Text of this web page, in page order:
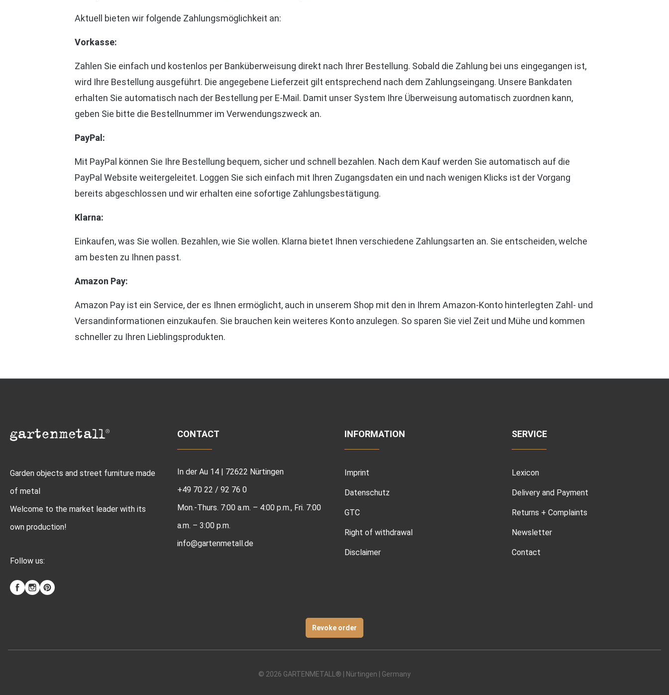
Aktuell bieten wir folgende Zahlungsmöglichkeit an:
Vorkasse:
Zahlen Sie einfach und kostenlos per Banküberweisung direkt nach Ihrer Bestellung. Sobald die Zahlung bei uns eingegangen ist,
wird Ihre Bestellung ausgeführt. Die angegebene Lieferzeit gilt entsprechend nach dem Zahlungseingang. Unsere Bankdaten
erhalten Sie automatisch nach der Bestellung per E-Mail. Damit unser System Ihre Überweisung automatisch zuordnen kann,
geben Sie bitte die Bestellnummer im Verwendungszweck an.
PayPal:
Mit PayPal können Sie Ihre Bestellung bequem, sicher und schnell bezahlen. Nach dem Kauf werden Sie automatisch auf die
PayPal Website weitergeleitet. Loggen Sie sich einfach mit Ihren Zugangsdaten ein und nach wenigen Klicks ist der Vorgang
bereits abgeschlossen und wir erhalten eine sofortige Zahlungsbestätigung.
Klarna:
Einkaufen, was Sie wollen. Bezahlen, wie Sie wollen. Klarna bietet Ihnen verschiedene Zahlungsarten an. Sie entscheiden, welche
am besten zu Ihnen passt.
Amazon Pay:
Amazon Pay ist ein Service, der es Ihnen ermöglicht, auch in unserem Shop mit den in Ihrem Amazon-Konto hinterlegten Zahl- und
Versandinformationen einzukaufen. Sie brauchen kein weiteres Konto anzulegen. So sparen Sie viel Zeit und Mühe und kommen
schneller zu Ihren Lieblingsprodukten.
Garden objects and street furniture made
of metal
Welcome to the market leader with its
own production!
Follow us:
CONTACT
In der Au 14 | 72622 Nürtingen
+49 70 22 / 92 76 0
Mon.-Thurs. 7:00 a.m. – 4:00 p.m., Fri. 7:00
a.m. – 3:00 p.m.
info@gartenmetall.de
INFORMATION
Imprint
Datenschutz
GTC
Right of withdrawal
Disclaimer
SERVICE
Lexicon
Delivery and Payment
Returns + Complaints
Newsletter
Contact
Revoke order
© 2026 GARTENMETALL® | Nürtingen | Germany